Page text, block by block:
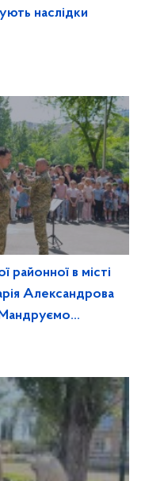
наслідки
районної в місті
Александрова
школі